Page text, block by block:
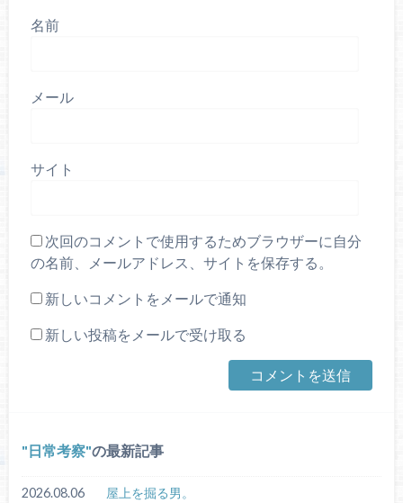
名前
メール
サイト
次回のコメントで使用するためブラウザーに自分
の名前、メールアドレス、サイトを保存する。
新しいコメントをメールで通知
新しい投稿をメールで受け取る
日常考察 の最新記事
2026.08.06 屋上を掘る男。